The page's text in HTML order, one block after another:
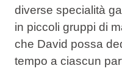
diverse specialità
in piccoli gruppi di
che David possa
tempo a ciascun